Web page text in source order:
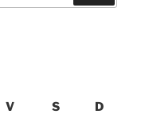
V S D